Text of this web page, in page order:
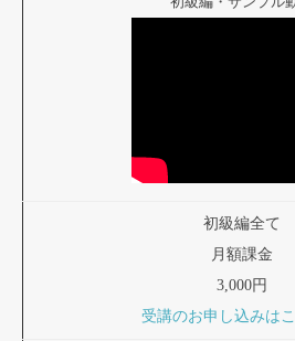
初級編全て
月額課金
3,000円
受講のお申し込みはこ